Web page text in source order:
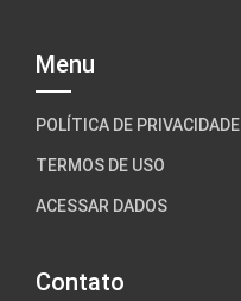
Menu
POLÍTICA DE PRIVACIDADE
TERMOS DE USO
ACESSAR DADOS
Contato